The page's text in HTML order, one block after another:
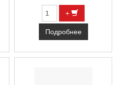
+
Подробнее